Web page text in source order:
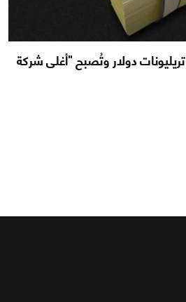
Apple تتجاوز حاجز الـ 5 تريليونات دولار وتُصبح "أغلى شركة